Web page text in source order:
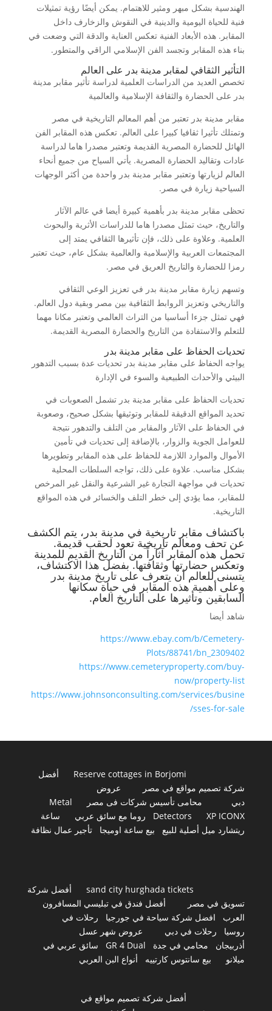
الهندسية بشكل مبهر ومثير للاهتمام. يمكن أيضًا رؤية تمثيلات
فنية للحياة اليومية والدينية في النقوش والزخارف داخل
المقابر. هذه الأبعاد الفنية تعكس العناية والدقة التي وضعت في
بناء هذه المقابر وتجسد الفن الإسلامي الراقي والمتطور.
التأثير الثقافي لمقابر مدينة بدر على العالم
تخصص العديد من الدراسات العلمية لدراسة تأثير مقابر مدينة
بدر على الحضارة والثقافة الإسلامية والعالمية
مقابر مدينة بدر تعتبر من أهم المعالم التاريخية في مصر
وتمتلك تأثيرا ثقافيا كبيرا على العالم. تعكس هذه المقابر الفن
الهائل للحضارة المصرية القديمة وتعتبر مصدرا هاما لدراسة
عادات وتقاليد الحضارة المصرية. يأتي السياح من جميع أنحاء
العالم لزيارتها وتعتبر مقابر مدينة بدر واحدة من أكثر الوجهات
السياحية زيارة في مصر.
تحظى مقابر مدينة بدر بأهمية كبيرة أيضا في عالم الآثار
والتاريخ، حيث تمثل مصدرا هاما للدراسات الأثرية والبحوث
العلمية. وعلاوة على ذلك، فإن تأثيرها الثقافي يمتد إلى
المجتمعات العربية والإسلامية والعالمية بشكل عام، حيث تعتبر
رمزا للحضارة والتاريخ العريق في مصر.
وتسهم زيارة مقابر مدينة بدر في تعزيز الوعي الثقافي
والتاريخي وتعزيز الروابط الثقافية بين مصر وبقية دول العالم.
فهي تمثل جزءا أساسيا من التراث العالمي وتعتبر مكانا مهما
للتعلم والاستفادة من التاريخ والحضارة المصرية القديمة.
تحديات الحفاظ على مقابر مدينة بدر
يواجه الحفاظ على مقابر مدينة بدر تحديات عدة بسبب التدهور
البيئي والأحداث الطبيعية والسوء في الإدارة
تحديات الحفاظ على مقابر مدينة بدر تشمل الصعوبات في
تحديد المواقع الدقيقة للمقابر وتوثيقها بشكل صحيح، وصعوبة
في الحفاظ على الآثار والمقابر من التلف والتدهور نتيجة
للعوامل الجوية والزوار، بالإضافة إلى تحديات في تأمين
الأموال والموارد اللازمة للحفاظ على هذه المقابر وتطويرها
بشكل مناسب. علاوة على ذلك، تواجه السلطات المحلية
تحديات في مواجهة التجارة غير الشرعية والنقل غير المرخص
للمقابر، مما يؤدي إلى خطر التلف والخسائر في هذه المواقع
التاريخية.
باكتشاف مقابر تاريخية في مدينة بدر، يتم الكشف
عن تحف ومعالم تاريخية تعود لحقب قديمة.
تحمل هذه المقابر آثاراً من التاريخ القديم للمدينة
وتعكس حضارتها وثقافتها. بفضل هذا الاكتشاف،
يتسنى للعالم أن يتعرف على تاريخ مدينة بدر
وعلى أهمية هذه المقابر في حياة سكانها
السابقين وتأثيرها على التاريخ العام.
شاهد أيضا
https://www.ebay.com/b/Cemetery-
Plots/88741/bn_2309402
https://www.cemeteryproperty.com/buy-
now/property-list
https://www.johnsonconsulting.com/services/busine
sses-for-sale/
Reserve cottages in Borjomi
أفضل
شركة تصميم مواقع في مصر
عروض
دبي
محامى تأسيس شركات فى مصر
Metal
Detectors
XP ICONX روما مع سائق عربي
ساعة
ريتشارد ميل أصلية للبيع
بيع ساعة اوميجا تأجير عمال نظافة
sand city hurghada tickets
أفضل شركة
تسويق في مصر
أفضل فندق في تبليسي المسافرون
العرب
افضل شركة سياحة في جورجيا
رحلات في
روسيا
رحلات في دبي
عروض شهر عسل
أذربيجان
محامي في جدة GR 4 Dual
سائق عربي في
ميلانو
بيع سانتوس كارتييه أنواع البن العربي
أفضل شركة تصميم مواقع في